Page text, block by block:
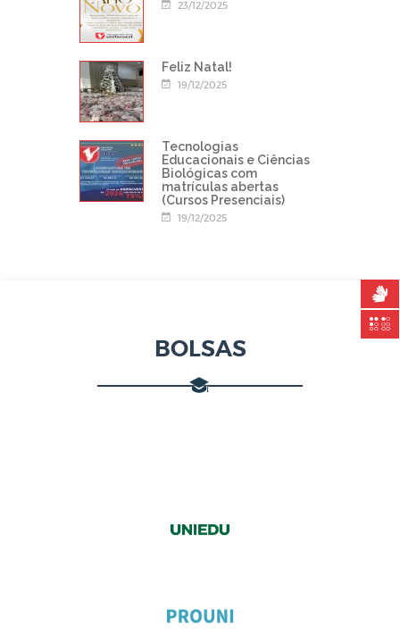
23/12/2025
Feliz Natal!
19/12/2025
Tecnologias
Educacionais e Ciências
Biológicas com
matrículas abertas
(Cursos Presenciais)
19/12/2025
BOLSAS